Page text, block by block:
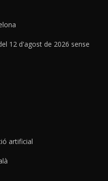
12 d'agost de 2026 sense
artificial